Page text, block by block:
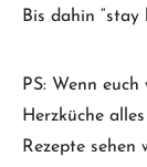
Bis dahin “stay
PS: Wenn
Herzküche
Rezepte